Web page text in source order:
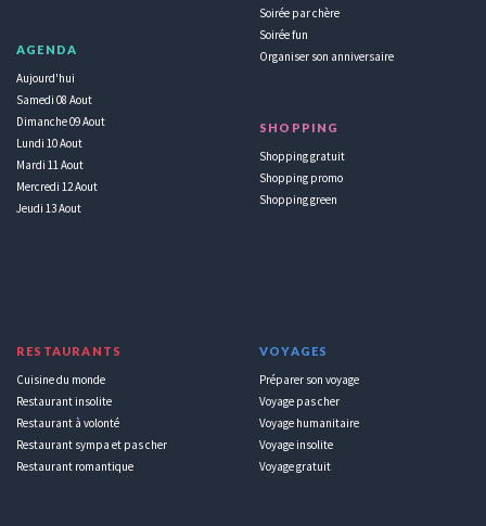
AGENDA
Aujourd'hui
Samedi 08 Aout
Dimanche 09 Aout
Lundi 10 Aout
Mardi 11 Aout
Mercredi 12 Aout
Jeudi 13 Aout
Soirée par chère
Soirée fun
Organiser son anniversaire
SHOPPING
Shopping gratuit
Shopping promo
Shopping green
RESTAURANTS
Cuisine du monde
Restaurant insolite
Restaurant à volonté
Restaurant sympa et pas cher
Restaurant romantique
VOYAGES
Préparer son voyage
Voyage pas cher
Voyage humanitaire
Voyage insolite
Voyage gratuit